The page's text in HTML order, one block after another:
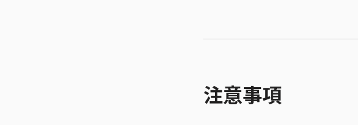
注意事項